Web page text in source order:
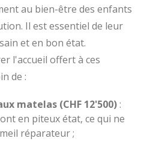
au bien-être des enfants
Il est essentiel de leur
et en bon état.
l'accueil offert à ces
de :
matelas (CHF 12'500):
en piteux état, ce qui ne
réparateur ;